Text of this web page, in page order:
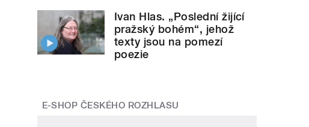
Ivan Hlas. „Poslední žijící
pražský bohém“, jehož
texty jsou na pomezí
poezie
E-SHOP ČESKÉHO ROZHLASU